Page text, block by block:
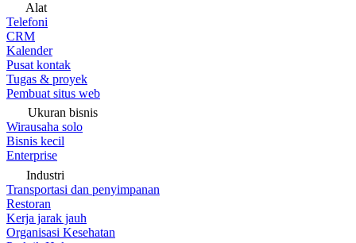
Alat
Telefoni
CRM
Kalender
Pusat kontak
Tugas & proyek
Pembuat situs web
Ukuran bisnis
Wirausaha solo
Bisnis kecil
Enterprise
Industri
Transportasi dan penyimpanan
Restoran
Kerja jarak jauh
Organisasi Kesehatan